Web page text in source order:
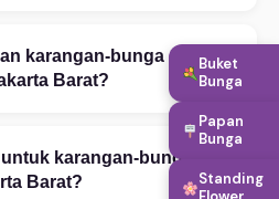
teks ucapan, hingga
Konsultasi desain gratis via
Foto referensi sangat
karangan-bunga
Barat?
+
— kategori, occasion,
di Jakarta Barat. (2) Pilih
karangan-bunga
Barat?
+
Buket
Bunga
Papan
Bunga
Standing